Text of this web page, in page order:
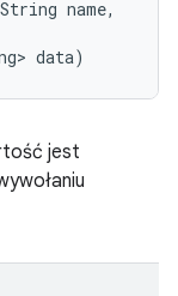
name,
data)
jest